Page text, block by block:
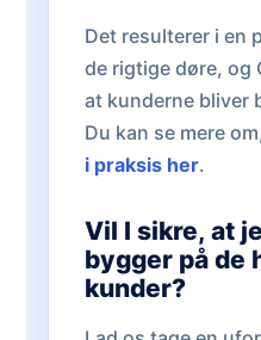
Det resulterer i en
de rigtige døre, og
at kunderne bliver
Du kan se mere
i praksis her.
Vil I sikre, at
bygger på de
kunder?